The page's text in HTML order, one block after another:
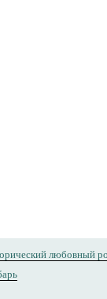
любовный